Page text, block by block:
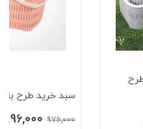
سبد خرید طرح
976,000
896,000